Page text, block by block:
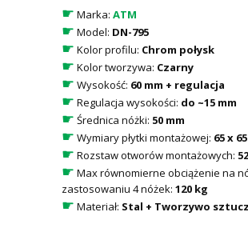
☛ Marka: ATM
☛ Model: DN-795
☛ Kolor profilu: Chrom połysk
☛ Kolor tworzywa: Czarny
☛ Wysokość: 60 mm + regulacja
☛ Regulacja wysokości: do ~15 mm
☛ Średnica nóżki: 50 mm
☛ Wymiary płytki montażowej: 65 x
☛ Rozstaw otworów montażowych:
☛ Max równomierne obciążenie na
zastosowaniu 4 nóżek: 120 kg
☛ Materiał: Stal + Tworzywo